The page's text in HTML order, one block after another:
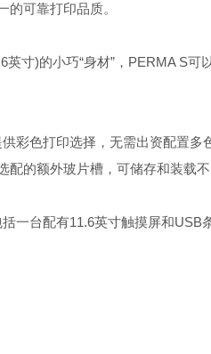
可靠打印品质。
)的小巧“身材”，PERMA S可
色打印选择，无需出资配置多
的额外玻片槽，可储存和装载不
台配有11.6英寸触摸屏和USB